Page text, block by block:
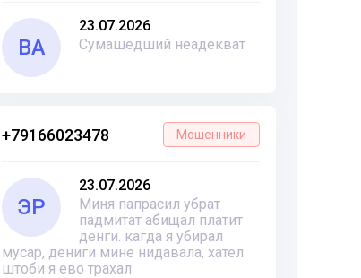
ВА
23.07.2026
Сумашедший неадекват
+79166023478 Мошенники
ЭР
23.07.2026
Миня папрасил убрат
падмитат абищал платит
денги. кагда я убирал
мусар, дениги мине нидавала, хател
штоби я ево трахал